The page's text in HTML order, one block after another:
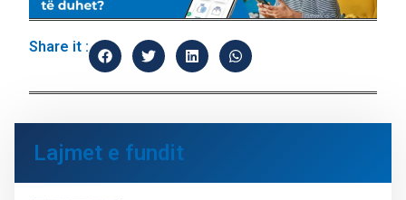
Share it :
Lajmet e fundit